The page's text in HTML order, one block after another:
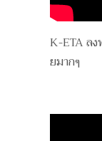
K-ETA ลง
ยมากๆ